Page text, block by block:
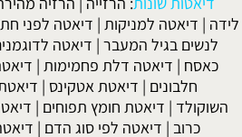
לידה | דיאטה למניקות | דיאטה לפני
לנשים בגיל המעבר | דיאטה
כאסח | דיאטה דלת פחמימות |
חלבונים | דיאטת אטקינס |
השוקולד | דיאטת חומץ תפוחים |
כרוב | דיאטה לפי סוג הדם |